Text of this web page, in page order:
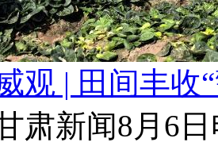
观 | 田间丰收
肃新闻8月6